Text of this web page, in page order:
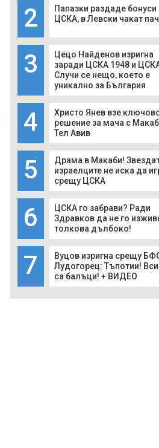
2
Папазки раздаде бонуси
ЦСКА, в Левски чакат
3
Цецо Найденов изригна
заради ЦСКА 1948 и
Случи се нещо, което е
уникално за България
4
Христо Янев взе
решение за мача с
Тел Авив
5
Драма в Макаби!
израелците не иска да
срещу ЦСКА
6
ЦСКА го забрави? Ради
Здравков да не го
толкова дълбоко!
7
Вуцов изригна срещу
Лудогорец: Тъпотии!
са балъци! + ВИДЕО